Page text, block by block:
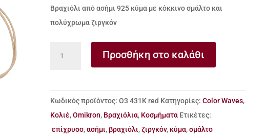
Βραχιόλι από ασήμι 925 κύμα με κόκκινο σμάλτο και
πολύχρωμα ζιργκόν
925
κύμα
με
κόκκινο
Προσθήκη στο καλάθι
Κωδικός προϊόντος:Ο3 431Κ red Κατηγορίες:Color Waves,
Kολιέ,Omikron, Βραχιόλια, Κοσμήματα Ετικέτες:
επίχρυσο,ασήμι, βραχιόλι,ζιργκόν, κύμα,σμάλτο